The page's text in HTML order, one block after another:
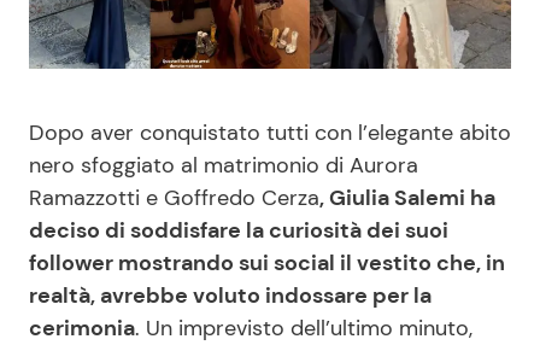
Casa
Mondo Mamma
News benessere
Salute
Consigli di Cucina
Le Ricette in TV
Primi Piatti
Ricette Facili e Veloci
Dopo aver conquistato tutti con l’elegante abito
nero sfoggiato al matrimonio di Aurora
Ramazzotti e Goffredo Cerza, Giulia Salemi ha
deciso di soddisfare la curiosità dei suoi
follower mostrando sui social il vestito che, in
realtà, avrebbe voluto indossare per la
cerimonia. Un imprevisto dell’ultimo minuto,